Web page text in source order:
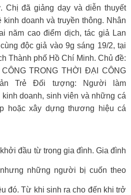
Chị đã giảng dạy và diễn thuyết
kinh doanh và truyền thông. Nhân
năm cao điểm dịch, tác giả Lan
độc giả vào 9g sáng 19/2, tại
Thành phố Hồ Chí Minh. Chủ đề:
TRONG THỜI ĐẠI CÔNG
Trẻ Đối tượng: Người làm
kinh doanh, sinh viên và những cá
hoặc xây dựng thương hiệu cá
đầu từ trong gia đình. Gia đình
những người bị cuốn theo
đó. Từ khi sinh ra cho đến khi trở